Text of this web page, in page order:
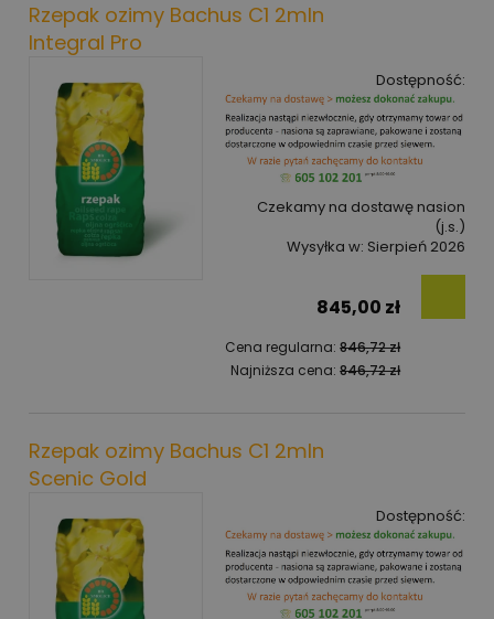
Rzepak ozimy Bachus C1 2mln
Integral Pro
Dostępność:
Czekamy na dostawę nasion
(j.s.)
Wysyłka w: Sierpień 2026
845,00 zł
Cena regularna:846,72 zł
Najniższa cena:846,72 zł
Rzepak ozimy Bachus C1 2mln
Scenic Gold
Dostępność: